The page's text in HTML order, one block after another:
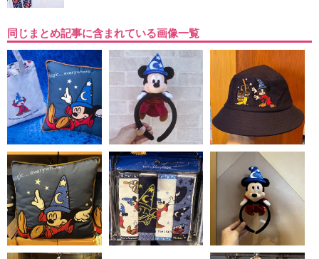
同じまとめ記事に含まれている画像一覧